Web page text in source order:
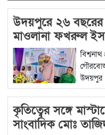
উদয়পুরে ২৬ বছরের
মাওলানা ফখরুল
প্রবাসীদের ভূমিকা
উদয়পুর
কৃতিত্বের সঙ্গে
সাংবাদিক মোঃ